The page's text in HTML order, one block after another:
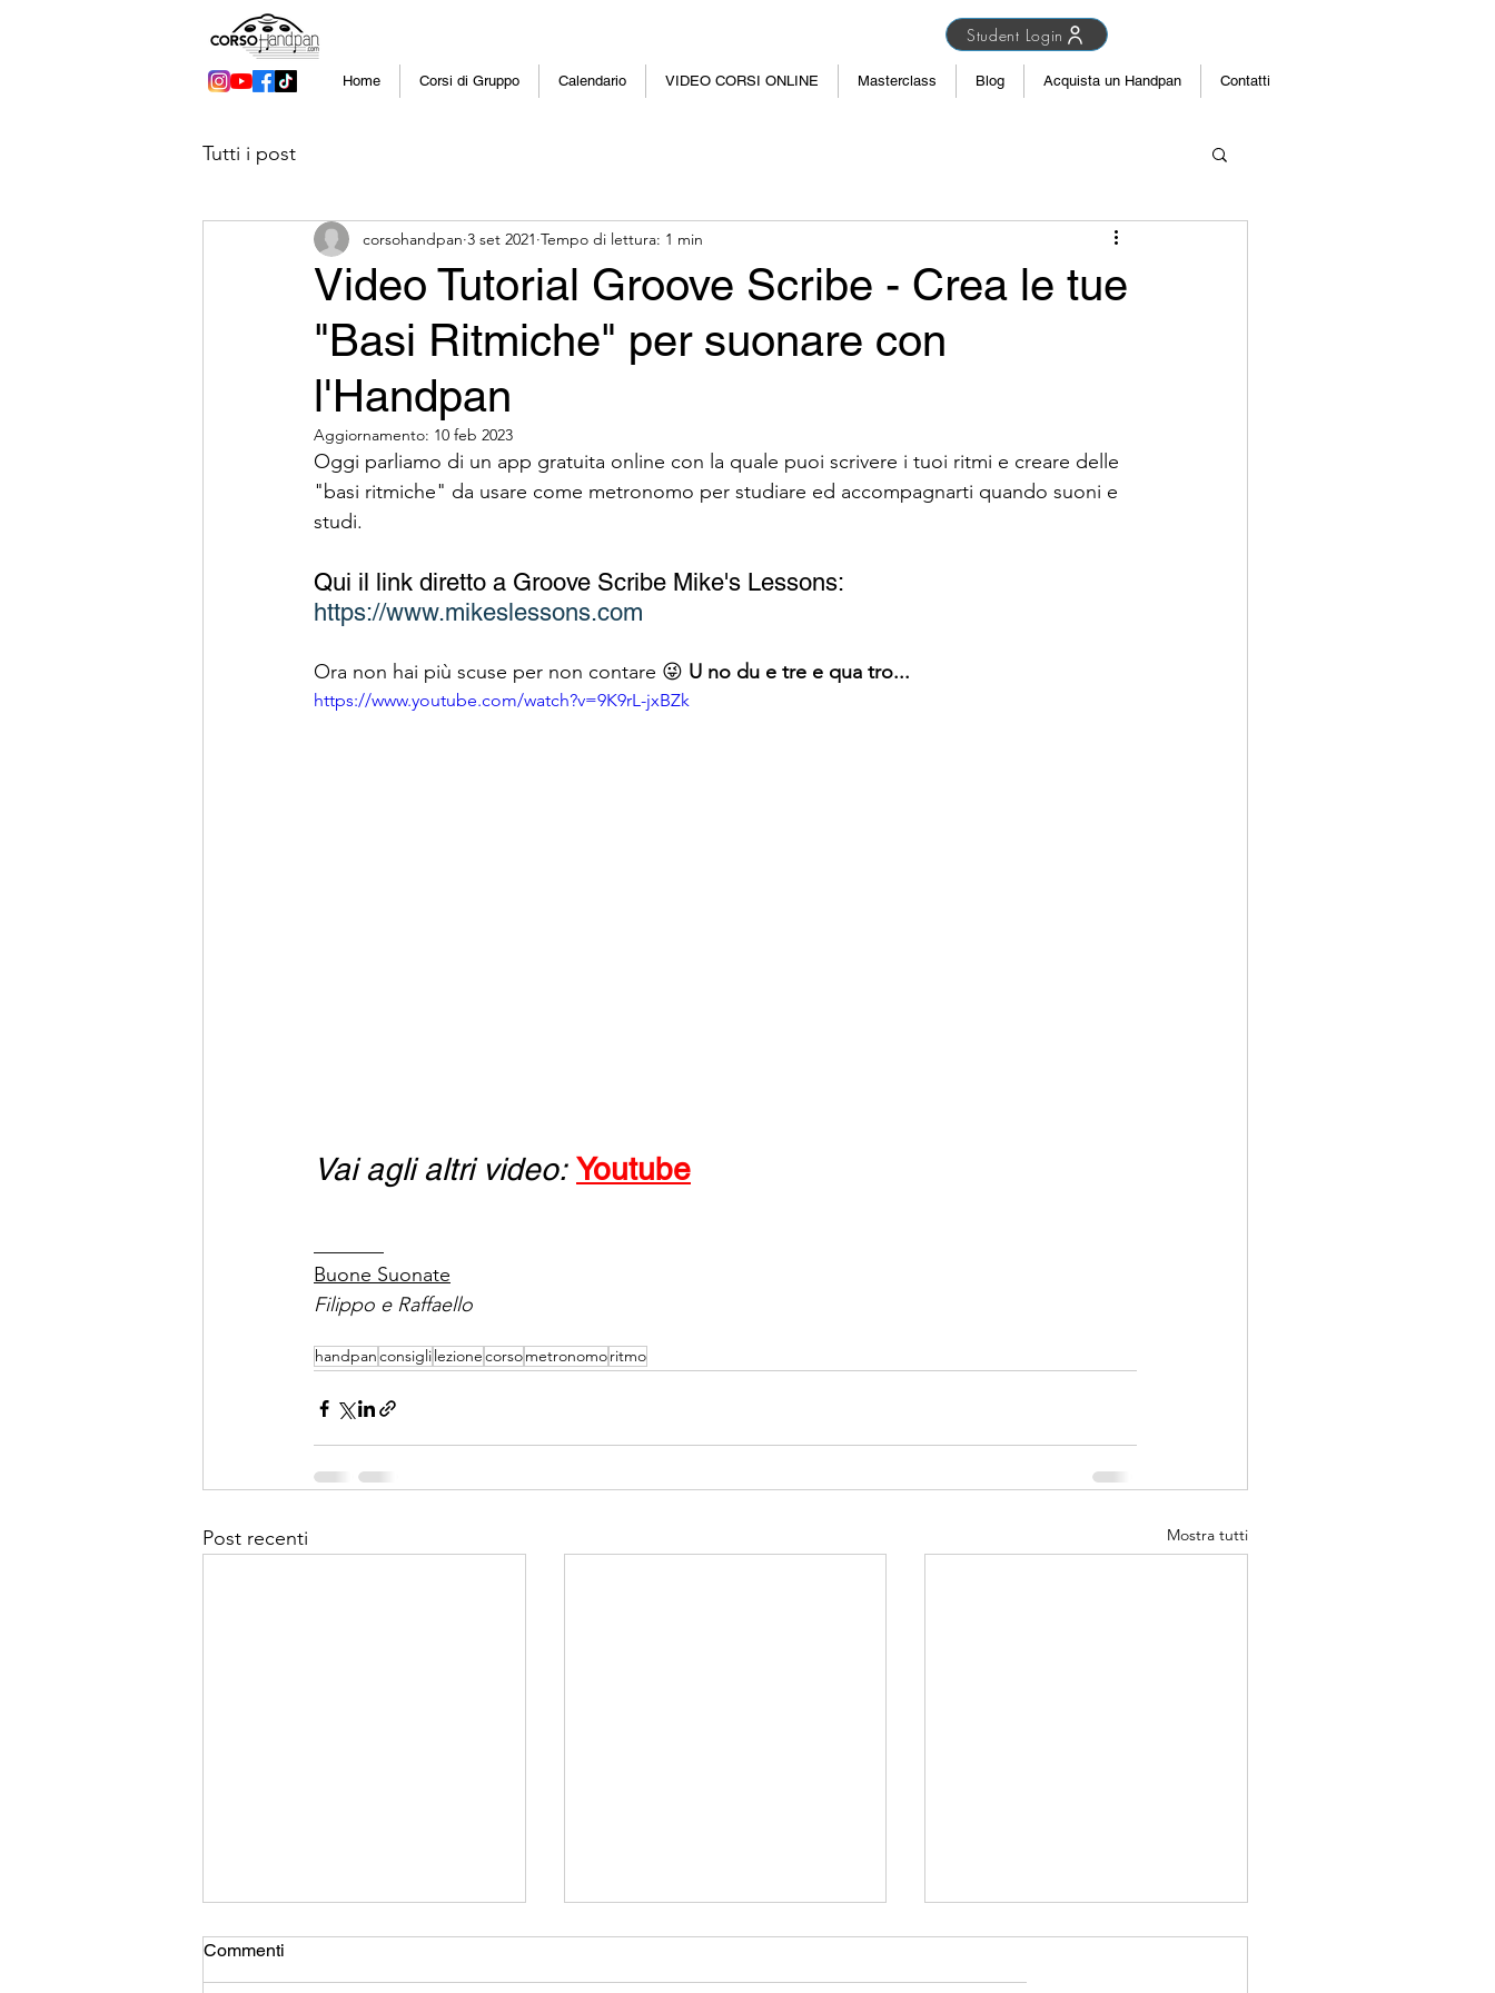
Student Login
Home Corsi di Gruppo Calendario VIDEO CORSI ONLINE Masterclass Blog Acquista un Handpan Contatti
Tutti i post
Video Tutorial Groove Scribe - Crea le tue
"Basi Ritmiche" per suonare con
l'Handpan
corsohandpan 3 set 2021 Tempo di lettura: 1 min
Aggiornamento: 10 feb 2023
Oggi parliamo di un app gratuita online con la quale puoi scrivere i tuoi ritmi e creare delle
"basi ritmiche" da usare come metronomo per studiare ed accompagnarti quando suoni e
studi.
Qui il link diretto a Groove Scribe Mike's Lessons:
https://www.mikeslessons.com
Ora non hai più scuse per non contare 😜 U no du e tre e qua tro...
https://www.youtube.com/watch?v=9K9rL-jxBZk
Vai agli altri video: Youtube
Buone Suonate
Filippo e Raffaello
handpanconsiglilezionecorsometronomoritmo
Post recenti Mostra tutti
Commenti